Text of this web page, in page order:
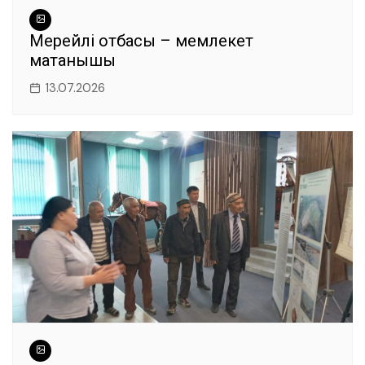
Мерейлі отбасы – мемлекет
мақтанышы
13.07.2026